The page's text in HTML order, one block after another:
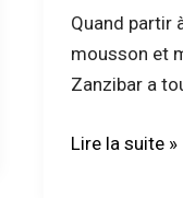
Quand partir
mousson et
Zanzibar a
prix
vol
+
Lire la suite »